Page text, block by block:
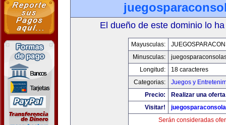
El dueño de este dominio lo
Mayusculas:
Minusculas:
Longitud:
18 caracteres
Categorias:
Juegos y
Precio:
Realizar una
Visitar!
Serán consideradas